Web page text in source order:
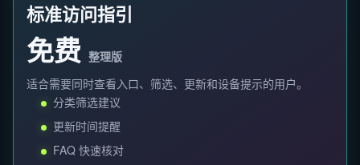
标准访问指引
免费 整理版
适合需要同时查看入口、筛选、更新和设备提示的用户。
分类筛选建议
更新时间提醒
FAQ 快速核对